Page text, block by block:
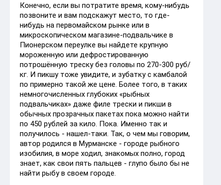
Конечно, если вы потратите время, кому-нибудь
позвоните и вам подскажут место, то где-
нибудь на первомайском рынке или в
микроскопическом магазине-подвальчике в
Пионерском переулке вы найдете крупную
мороженную или дефростированную
потрошённую треску без головы по 270-300 руб/
кг. И пикшу тоже увидите, и зубатку с камбалой
по примерно такой же цене. Более того, в таких
немногочисленных глубоких «рыбных
подвальчиках» даже филе трески и пикши в
обычных прозрачных пакетах пока можно найти
по 450 рублей за кило. Пока. Именно так и
получилось - нашел-таки. Так, о чем мы говорим,
автор родился в Мурманске - городе рыбного
изобилия, в море ходил, знакомых полно, город
знает, как свои пять пальцев - глупо было бы не
найти рыбу в своем городе.